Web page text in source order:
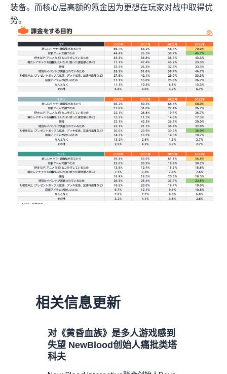
装备。而核心层高额的氪金因为更想在玩家对战中取得优
势。
相关信息更新
对《黄昏血族》是多人游戏感到
失望 NewBlood创始人痛批类塔
科夫